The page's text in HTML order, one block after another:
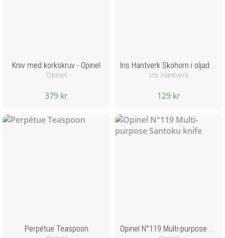
Kniv med korkskruv - Opinel
Opinel
379 kr
Iris Hantverk Skohorn i oljad bok
Iris Hantverk
129 kr
Perpétue Teaspoon
Opinel N°119 Multi-purpose Santoku knife